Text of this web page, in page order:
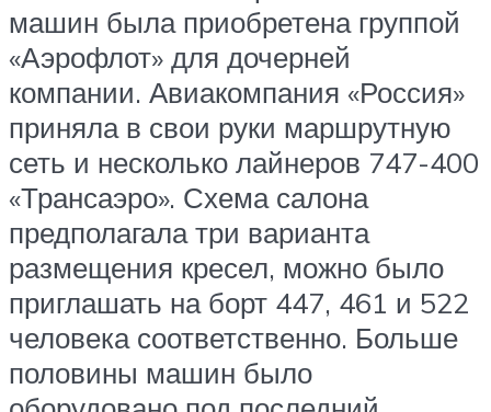
машин была приобретена группой
«Аэрофлот» для дочерней
компании. Авиакомпания «Россия»
приняла в свои руки маршрутную
сеть и несколько лайнеров 747-400
«Трансаэро». Схема салона
предполагала три варианта
размещения кресел, можно было
приглашать на борт 447, 461 и 522
человека соответственно. Больше
половины машин было